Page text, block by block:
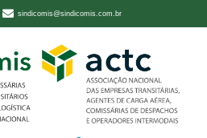
sindicomis@sindicomis.com.br